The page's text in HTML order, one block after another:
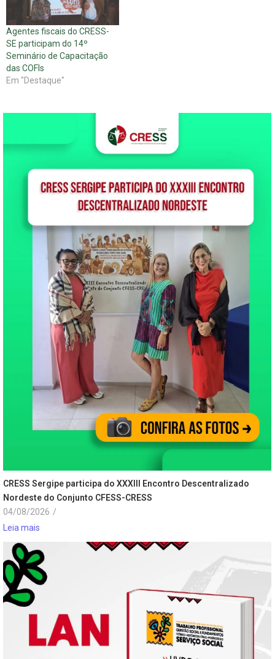
Agentes fiscais do CRESS-
SE participam do 14º
Seminário de Capacitação
das COFIs
Em "Destaque"
CRESS Sergipe participa do XXXIII Encontro Descentralizado
Nordeste do Conjunto CFESS-CRESS
04/08/2026 /
Leia mais